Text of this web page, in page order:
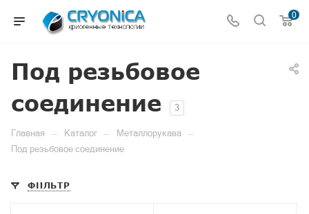
0
Под резьбовое
соединение
3
Главная — Каталог — Металлорукава —
Под резьбовое соединение
ФИЛЬТР